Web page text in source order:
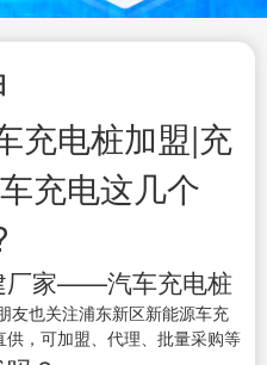
充电桩加盟|充
充电这几个
厂家——汽车充电桩
友也关注浦东新区新能源车充
，可加盟、代理、批量采购等